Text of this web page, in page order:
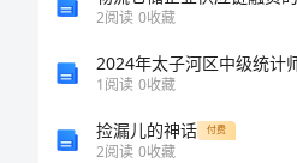
2阅读 0收藏
1阅读 0收藏
捡漏儿的神话 付费
2阅读 0收藏